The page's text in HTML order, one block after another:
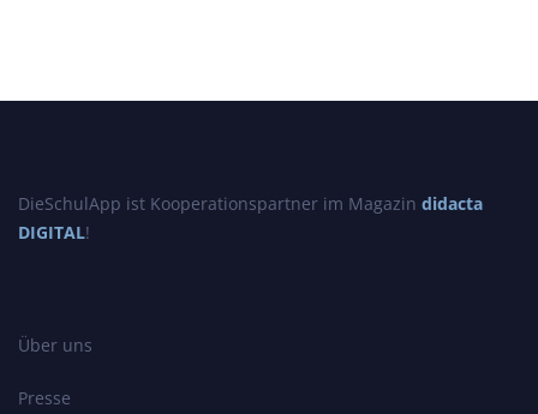
DieSchulApp ist Kooperationspartner im Magazin didacta
DIGITAL!
Über uns
Presse